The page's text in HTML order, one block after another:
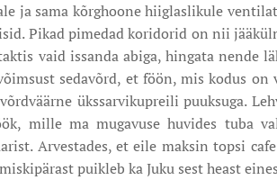
ja sama kõrghoone hiiglaslikule
Pikad pimedad koridorid on nii
vaid issanda abiga, hingata nende
sedavõrd, et föön, mis kodus
ükssarvikupreili puuksuga.
mille ma mugavuse huvides tuba
Arvestades, et eile maksin topsi
puikleb ka Juku sest heast